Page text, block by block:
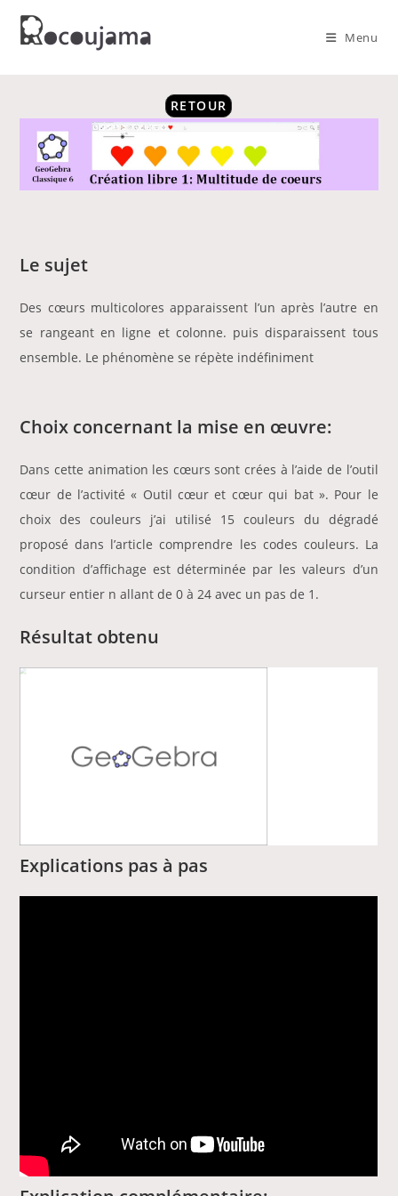
Skip
Menu
RETOUR
Le sujet
Des cœurs multicolores apparaissent l’un après l’autre en
se rangeant en ligne et colonne. puis disparaissent tous
ensemble. Le phénomène se répète indéfiniment
Choix concernant la mise en œuvre:
Dans cette animation les cœurs sont crées à l’aide de l’outil
cœur de l’activité « Outil cœur et cœur qui bat ». Pour le
choix des couleurs j’ai utilisé 15 couleurs du dégradé
proposé dans l’article comprendre les codes couleurs. La
condition d’affichage est déterminée par les valeurs d’un
curseur entier n allant de 0 à 24 avec un pas de 1.
Résultat obtenu
Explications pas à pas